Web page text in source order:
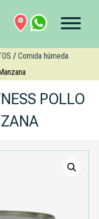
/ Comida húmeda
POLLO